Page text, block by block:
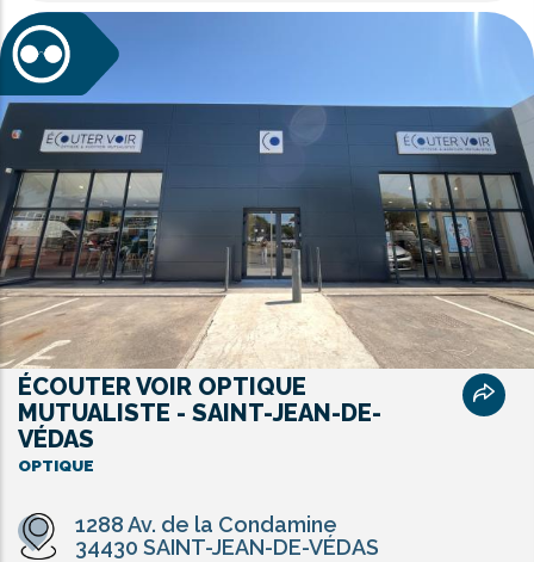
ÉCOUTER VOIR OPTIQUE
MUTUALISTE - SAINT-JEAN-DE-
VÉDAS
OPTIQUE
1288 Av. de la Condamine
34430 SAINT-JEAN-DE-VÉDAS